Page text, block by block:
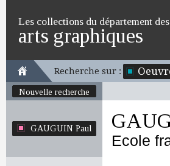
Les collections du département des
arts graphiques
Recherche sur :
Nouvelle recherche
GAUGUIN Paul
Ecole